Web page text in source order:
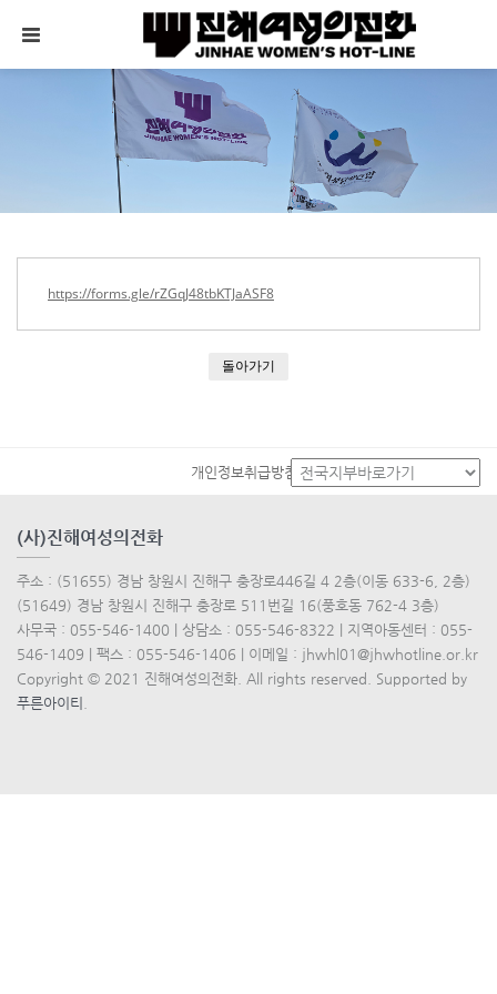
메뉴 건너뛰기
https://forms.gle/rZGqJ48tbKTJaASF8
돌아가기
개인정보취급방침
(사)진해여성의전화
주소 : (51655) 경남 창원시 진해구 충장로446길 4 2층(이동 633-6, 2층)
(51649) 경남 창원시 진해구 충장로 511번길 16(풍호동 762-4 3층)
사무국 : 055-546-1400 | 상담소 : 055-546-8322 | 지역아동센터 : 055-
546-1409 | 팩스 : 055-546-1406 | 이메일 : jhwhl01@jhwhotline.or.kr
Copyright © 2021 진해여성의전화. All rights reserved. Supported by
푸른아이티